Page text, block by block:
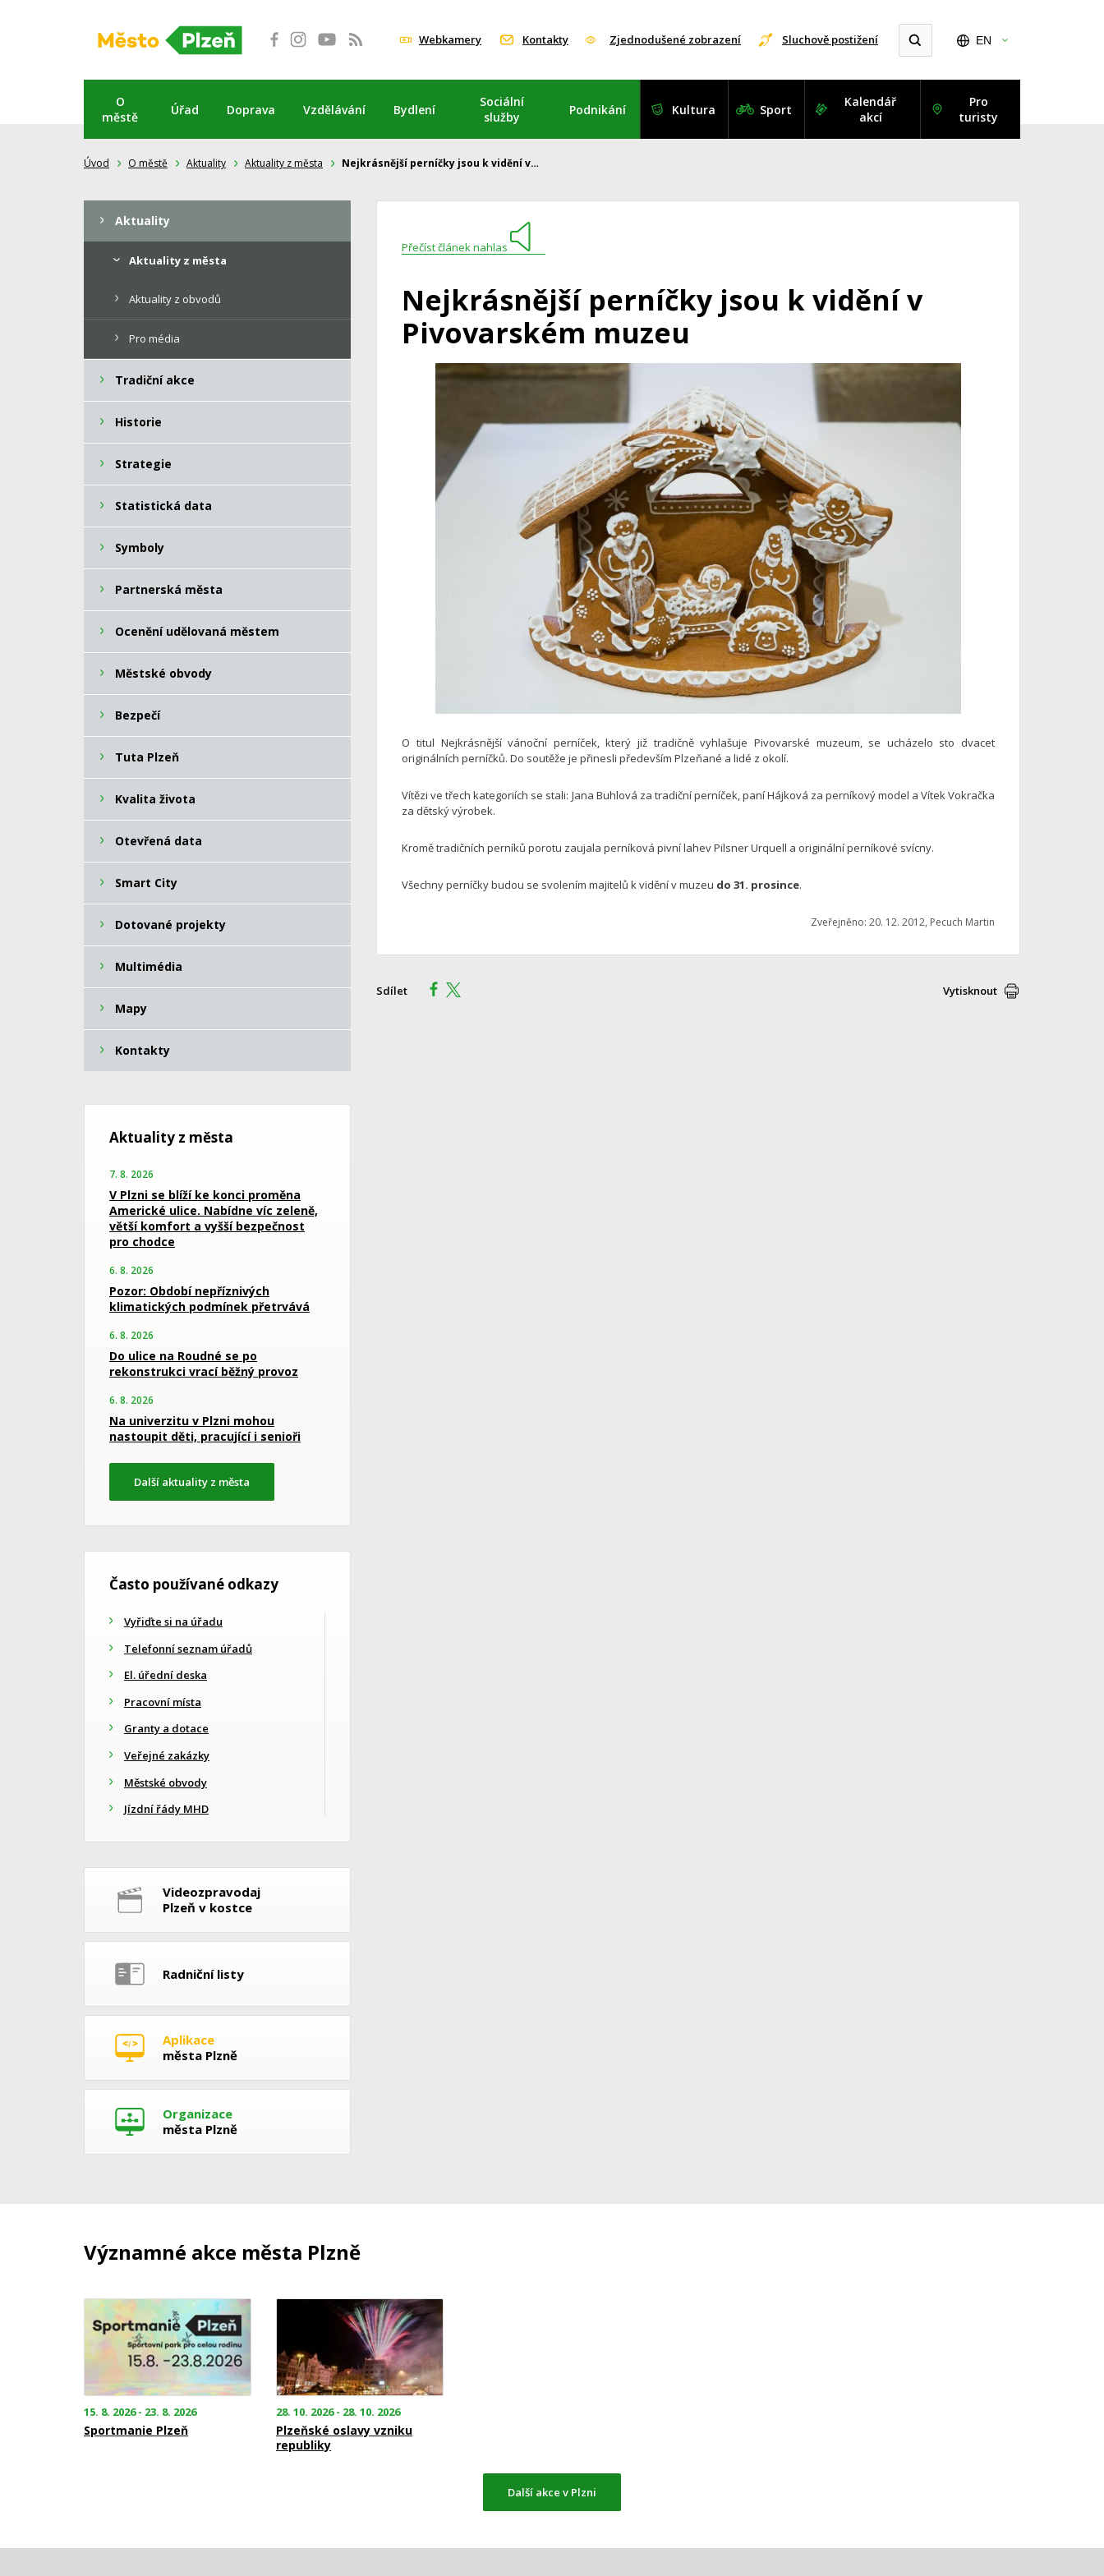
Webkamery Kontakty Zjednodušené zobrazení Sluchově postižení EN
O
městě
Úřad Doprava Vzdělávání Bydlení
Sociální
služby
Podnikání Kultura Sport
Kalendář
akcí
Pro
turisty
Úvod O městě Aktuality Aktuality z města Nejkrásnější perníčky jsou k vidění v…
Přečíst článek nahlas
Nejkrásnější perníčky jsou k vidění v
Pivovarském muzeu
O titul Nejkrásnější vánoční perníček, který již tradičně vyhlašuje Pivovarské muzeum, se ucházelo sto dvacet
originálních perníčků. Do soutěže je přinesli především Plzeňané a lidé z okolí.
Vítězi ve třech kategoriích se stali: Jana Buhlová za tradiční perníček, paní Hájková za perníkový model a Vítek Vokračka
za dětský výrobek.
Kromě tradičních perníků porotu zaujala perníková pivní lahev Pilsner Urquell a originální perníkové svícny.
Všechny perníčky budou se svolením majitelů k vidění v muzeu do 31. prosince.
Zveřejněno: 20. 12. 2012, Pecuch Martin
Sdílet Vytisknout
Aktuality
Aktuality z města
Aktuality z obvodů
Pro média
Tradiční akce
Historie
Strategie
Statistická data
Symboly
Partnerská města
Ocenění udělovaná městem
Městské obvody
Bezpečí
Tuta Plzeň
Kvalita života
Otevřená data
Smart City
Dotované projekty
Multimédia
Mapy
Kontakty
Aktuality z města
7. 8. 2026
V Plzni se blíží ke konci proměna
Americké ulice. Nabídne víc zeleně,
větší komfort a vyšší bezpečnost
pro chodce
6. 8. 2026
Pozor: Období nepříznivých
klimatických podmínek přetrvává
6. 8. 2026
Do ulice na Roudné se po
rekonstrukci vrací běžný provoz
6. 8. 2026
Na univerzitu v Plzni mohou
nastoupit děti, pracující i senioři
Další aktuality z města
Často používané odkazy
Vyřiďte si na úřadu
Telefonní seznam úřadů
El. úřední deska
Pracovní místa
Granty a dotace
Veřejné zakázky
Městské obvody
Jízdní řády MHD
Videozpravodaj
Plzeň v kostce
Radniční listy
Aplikace
města Plzně
Organizace
města Plzně
Významné akce města Plzně
15. 8. 2026 - 23. 8. 2026
Sportmanie Plzeň
28. 10. 2026 - 28. 10. 2026
Plzeňské oslavy vzniku
republiky
Další akce v Plzni